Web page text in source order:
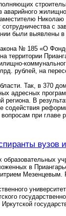
аварийного
сотрудничества с
были выявлены
№ 185 «О
территории
рублей, на
Так, в 370
адресных
В
содействия
при главе
вузов
образовательных
в
Мезенцевым.